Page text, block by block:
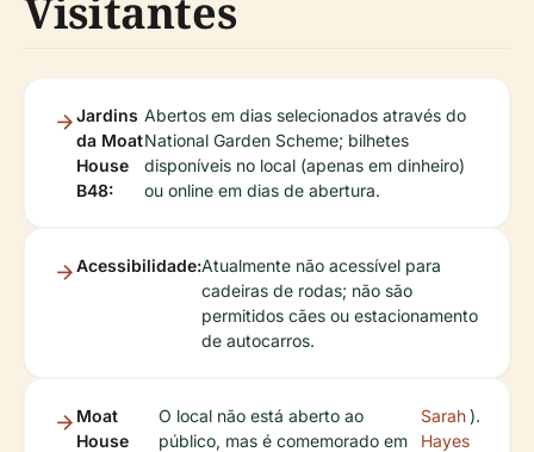
Visitantes
Jardins
da Moat
House
B48:
Abertos em dias selecionados através do
National Garden Scheme; bilhetes
disponíveis no local (apenas em dinheiro)
ou online em dias de abertura.
Acessibilidade:Atualmente não acessível para
cadeiras de rodas; não são
permitidos cães ou estacionamento
de autocarros.
Moat
House
O local não está aberto ao
público, mas é comemorado em
Sarah
Hayes
).